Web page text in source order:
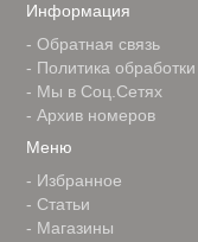
Информация
- Обратная связь
- Политика
- Мы в Соц.Сетях
- Архив номеров
Меню
- Избранное
- Статьи
- Магазины